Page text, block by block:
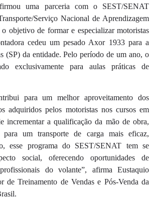
uma parceria com o SEST/SENAT
Serviço Nacional de Aprendizagem
objetivo de formar e especializar motoristas
cedeu um pesado Axor 1933 para a
(SP) da entidade. Pelo período de um ano, o
exclusivamente para aulas práticas de
para um melhor aproveitamento dos
adquiridos pelos motoristas nos cursos em
incrementar a qualificação da mão de obra,
para um transporte de carga mais eficaz,
esse programa do SEST/SENAT tem se
social, oferecendo oportunidades de
do volante”, afirma Eustaquio
de Treinamento de Vendas e Pós-Venda da